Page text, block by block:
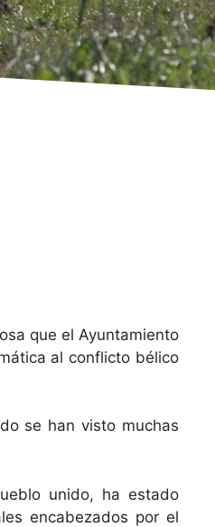
que el Ayuntamiento
al conflicto bélico
se han visto muchas
unido, ha estado
encabezados por el